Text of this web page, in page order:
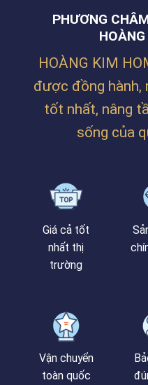
PHƯƠNG
HOÀNG KIM
được đồng hành,
tốt nhất, nâng
sống của
Giá cả tốt
nhất thị
trường
Vận chuyển
toàn quốc